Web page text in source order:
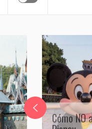
Cómo
Disney